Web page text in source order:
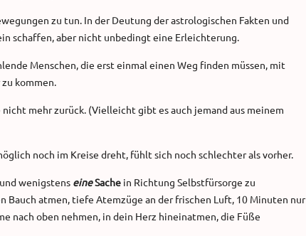
zu tun. In der Deutung der astrologischen Fakten und
schaffen, aber nicht unbedingt eine Erleichterung.
Menschen, die erst einmal einen Weg finden müssen, mit
kommen.
mehr zurück. (Vielleicht gibt es auch jemand aus meinem
noch im Kreise dreht, fühlt sich noch schlechter als vorher.
wenigstens eineSache in Richtung Selbstfürsorge zu
Bauch atmen, tiefe Atemzüge an der frischen Luft, 10 Minuten nur
nach oben nehmen, in dein Herz hineinatmen, die Füße